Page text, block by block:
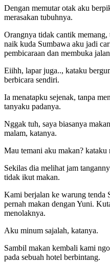
Dengan memutar otak aku
merasakan tubuhnya.
Orangnya tidak cantik memang,
naik kuda Sumbawa aku jadi
pembicaraan dan membuka
Eiihh, lapar juga.., kataku
berbicara sendiri.
Ia menatapku sejenak, tanpa
tanyaku padanya.
Nggak tuh, saya biasanya
malam, katanya.
Mau temani aku makan? kataku
Sekilas dia melihat jam
tidak ikut makan.
Kami berjalan ke warung tenda
pernah makan dengan Yuni.
menolaknya.
Aku minum sajalah, katanya.
Sambil makan kembali kami
pada sebuah hotel berbintang.